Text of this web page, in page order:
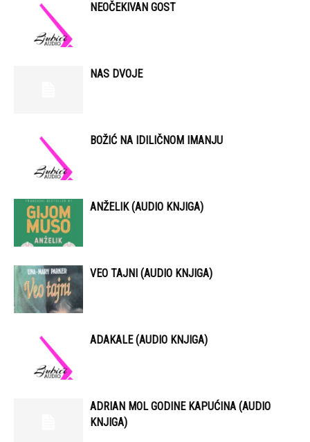
NEOČEKIVAN GOST
NAS DVOJE
BOŽIĆ NA IDILIČNOM IMANJU
ANŽELIK (AUDIO KNJIGA)
VEO TAJNI (AUDIO KNJIGA)
ADAKALE (AUDIO KNJIGA)
ADRIAN MOL GODINE KAPUĆINA (AUDIO
KNJIGA)